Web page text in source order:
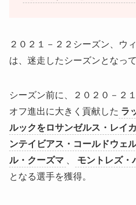
２０２１－２２シーズン、ウ
は、迷走したシーズンとなっ
シーズン前に、２０２０－２
オフ進出に大きく貢献した ラ
ルックをロサンゼルス・レイ
ンテイビアス・コールドウェ
ル・クーズマ 、 モントレズ・
となる選手を獲得。